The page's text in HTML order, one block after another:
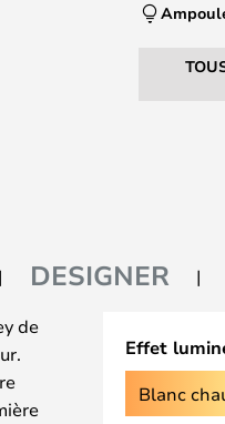
DESIGNER
de
Effet
Blanc